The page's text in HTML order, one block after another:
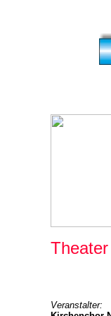
Veranstalter: